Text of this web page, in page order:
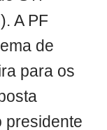
A PF
de
para os
presidente